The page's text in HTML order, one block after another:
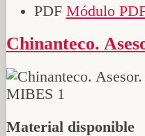
PDF Módulo
Chinanteco.
Material disponible